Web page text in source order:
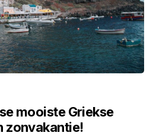
mooiste Griekse
zonvakantie!